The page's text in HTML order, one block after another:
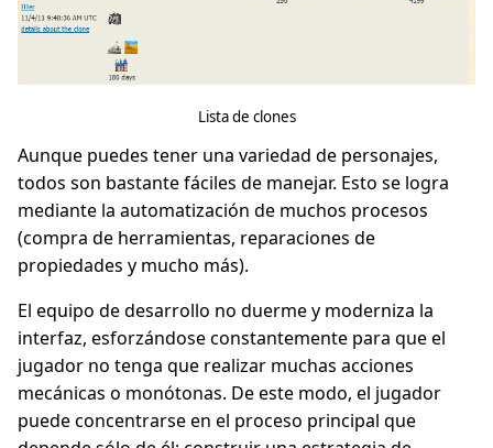
Lista de clones
Aunque puedes tener una variedad de personajes,
todos son bastante fáciles de manejar. Esto se logra
mediante la automatización de muchos procesos
(compra de herramientas, reparaciones de
propiedades y mucho más).
El equipo de desarrollo no duerme y moderniza la
interfaz, esforzándose constantemente para que el
jugador no tenga que realizar muchas acciones
mecánicas o monótonas. De este modo, el jugador
puede concentrarse en el proceso principal que